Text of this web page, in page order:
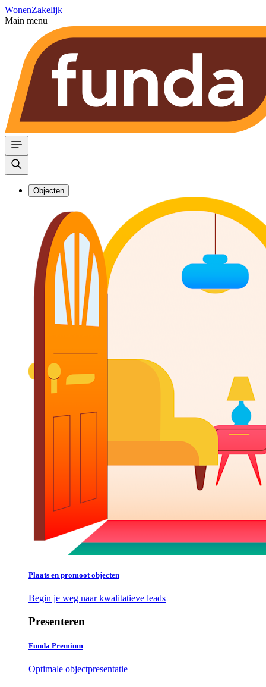
WonenZakelijk
Main menu
Objecten
Plaats en promoot objecten
Begin je weg naar kwalitatieve leads
Presenteren
Funda Premium
Optimale objectpresentatie